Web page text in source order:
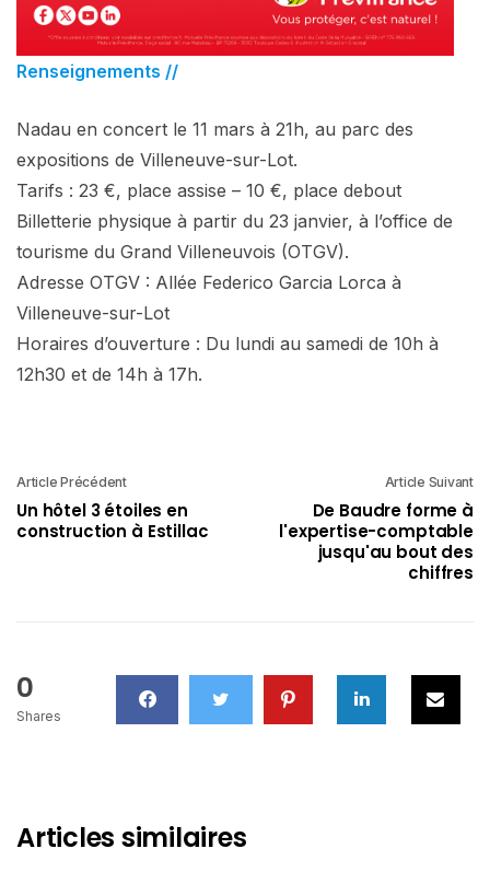
Renseignements //
Nadau en concert le 11 mars à 21h, au parc des
expositions de Villeneuve-sur-Lot.
Tarifs : 23 €, place assise – 10 €, place debout
Billetterie physique à partir du 23 janvier, à l’office de
tourisme du Grand Villeneuvois (OTGV).
Adresse OTGV : Allée Federico Garcia Lorca à
Villeneuve-sur-Lot
Horaires d’ouverture : Du lundi au samedi de 10h à
12h30 et de 14h à 17h.
Article Précédent
Un hôtel 3 étoiles en
construction à Estillac
Article Suivant
De Baudre forme à
l'expertise-comptable
jusqu'au bout des
chiffres
0
Shares
Articles similaires